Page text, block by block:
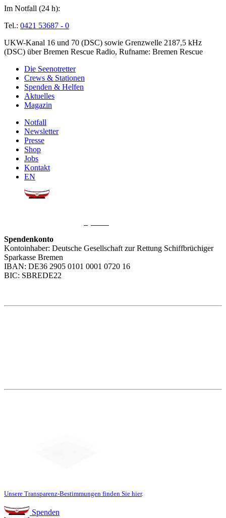
Im Notfall (24 h):
Tel.: 0421 53687 - 0
UKW-Kanal 16 und 70 (DSC) sowie Grenzwelle 2187,5 kHz
(DSC) über Bremen Rescue Radio, Rufname: Bremen Rescue
Die Seenotretter
Crews & Stationen
Spenden & Helfen
Aktuelles
Magazin
Notfall
Newsletter
Presse
Shop
Jobs
Kontakt
EN
Spendenkonto
Kontoinhaber: Deutsche Gesellschaft zur Rettung Schiffbrüchiger
Sparkasse Bremen
IBAN: DE36 2905 0101 0001 0720 16
BIC: SBREDE22
Unsere Transparenz-Bestimmungen finden Sie hier.
Spenden